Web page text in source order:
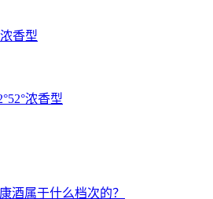
酒属于什么档次的？